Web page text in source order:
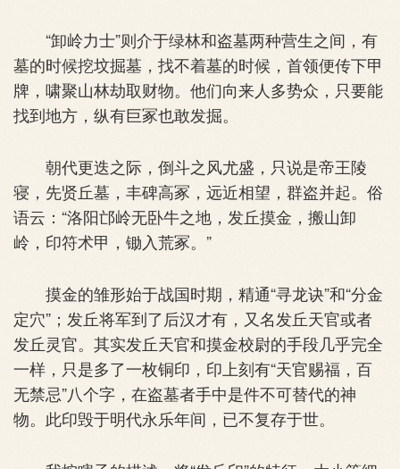
“卸岭力士”则介于绿林和盗墓两种营生之间，有
墓的时候挖坟掘墓，找不着墓的时候，首领便传下甲
牌，啸聚山林劫取财物。他们向来人多势众，只要能
找到地方，纵有巨冢也敢发掘。
朝代更迭之际，倒斗之风尤盛，只说是帝王陵
寝，先贤丘墓，丰碑高冢，远近相望，群盗并起。俗
语云：“洛阳邙岭无卧牛之地，发丘摸金，搬山卸
岭，印符术甲，锄入荒冢。”
摸金的雏形始于战国时期，精通“寻龙诀”和“分金
定穴”；发丘将军到了后汉才有，又名发丘天官或者
发丘灵官。其实发丘天官和摸金校尉的手段几乎完全
一样，只是多了一枚铜印，印上刻有“天官赐福，百
无禁忌”八个字，在盗墓者手中是件不可替代的神
物。此印毁于明代永乐年间，已不复存于世。